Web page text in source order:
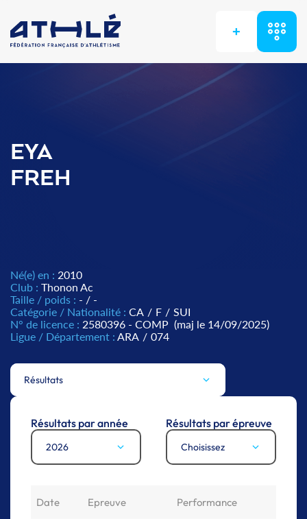
+
EYA
FREH
Né(e) en : 2010
Club : Thonon Ac
Taille / poids : - / -
Catégorie / Nationalité : CA / F / SUI
N° de licence : 2580396 - COMP (maj le 14/09/2025)
Ligue / Département : ARA / 074
Résultats
Résultats par année
2026
Résultats par épreuve
Choisissez
Date Epreuve Performance